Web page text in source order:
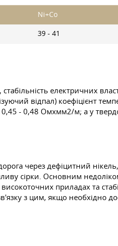
Ni+Co
39 - 41
стабільність електричних
відпал) коефіцієнт
0,45 - 0,48 Омxмм2/м; а у
через дефіцитний
сірки. Основним
приладах та
з цим, якщо необхідно